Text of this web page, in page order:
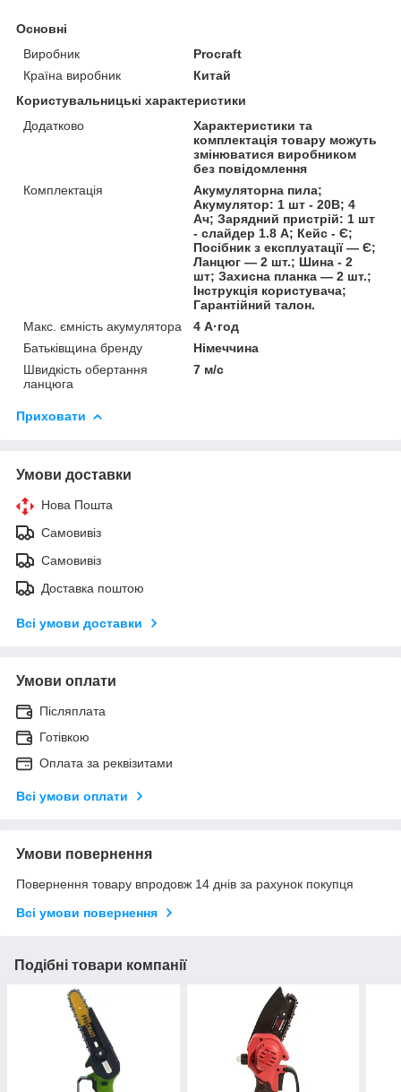
Основні
Виробник
Procraft
Країна виробник
Китай
Користувальницькі характеристики
Додатково
Характеристики та
комплектація товару можуть
змінюватися виробником
без повідомлення
Комплектація
Акумуляторна пила;
Акумулятор: 1 шт - 20В; 4
Ач; Зарядний пристрій: 1 шт
- слайдер 1.8 А; Кейс - Є;
Посібник з експлуатації — Є;
Ланцюг — 2 шт.; Шина - 2
шт; Захисна планка — 2 шт.;
Інструкція користувача;
Гарантійний талон.
Макс. ємність акумулятора
4 А·год
Батьківщина бренду
Німеччина
Швидкість обертання
ланцюга
7 м/с
Приховати
Умови доставки
Нова Пошта
Самовивіз
Самовивіз
Доставка поштою
Всі умови доставки
Умови оплати
Післяплата
Готівкою
Оплата за реквізитами
Всі умови оплати
Умови повернення
Повернення товару впродовж 14 днів за рахунок покупця
Всі умови повернення
Подібні товари компанії